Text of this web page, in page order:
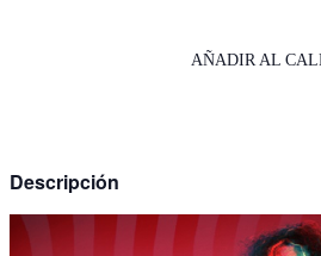
AÑADIR AL
Descripción